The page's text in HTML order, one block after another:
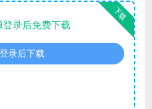
下载
登录后免费下载
登录后下载